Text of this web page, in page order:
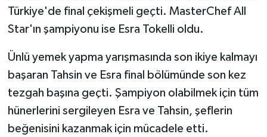
Türkiye'de final çekişmeli geçti. MasterChef All
Star'ın şampiyonu ise Esra Tokelli oldu.
Ünlü yemek yapma yarışmasında son ikiye kalmayı
başaran Tahsin ve Esra final bölümünde son kez
tezgah başına geçti. Şampiyon olabilmek için tüm
hünerlerini sergileyen Esra ve Tahsin, şeflerin
beğenisini kazanmak için mücadele etti.
YAŞAM